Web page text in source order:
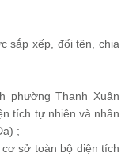
sắp xếp, đổi tên, chia
phường Thanh Xuân
tích tự nhiên và nhân
;
sở toàn bộ diện tích